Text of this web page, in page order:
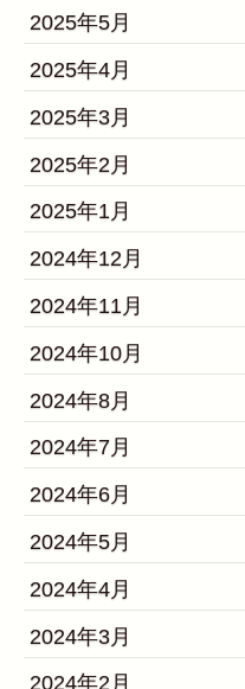
2025年5月
2025年4月
2025年3月
2025年2月
2025年1月
2024年12月
2024年11月
2024年10月
2024年8月
2024年7月
2024年6月
2024年5月
2024年4月
2024年3月
2024年2月